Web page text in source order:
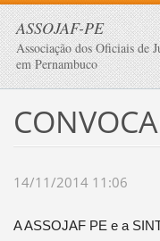
ASSOJAF-PE
Associação dos Oficiais de
em Pernambuco
14/11/2014 11:06
A ASSOJAF PE e a